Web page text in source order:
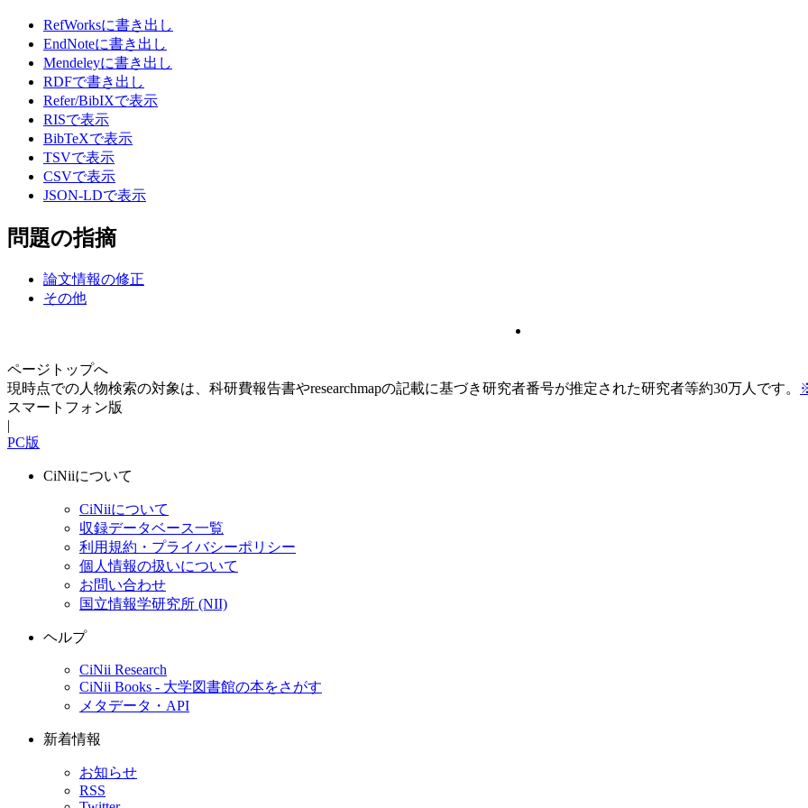
RefWorksに書き出し
EndNoteに書き出し
Mendeleyに書き出し
RDFで書き出し
Refer/BibIXで表示
RISで表示
BibTeXで表示
TSVで表示
CSVで表示
JSON-LDで表示
問題の指摘
論文情報の修正
その他
ページトップへ
現時点での人物検索の対象は、科研費報告書やresearchmapの記載に基づき研究者番号が推定された研究者等約30万人です。
スマートフォン版
|
PC版
CiNiiについて
CiNiiについて
収録データベース一覧
利用規約・プライバシーポリシー
個人情報の扱いについて
お問い合わせ
国立情報学研究所 (NII)
ヘルプ
CiNii Research
CiNii Books - 大学図書館の本をさがす
メタデータ・API
新着情報
お知らせ
RSS